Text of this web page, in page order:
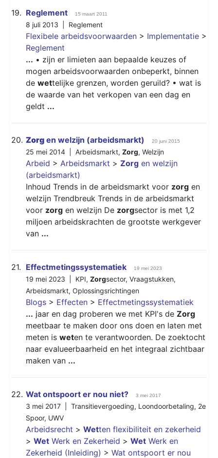
19. Reglement 15 maart 2011
8 juli 2013 | Reglement
Flexibele arbeidsvoorwaarden > Implementatie >
Reglement
... • zijn er limieten aan bepaalde keuzes of
mogen arbeidsvoorwaarden onbeperkt, binnen
de wettelijke grenzen, worden geruild? • wat is
de waarde van het verkopen van een dag en
geldt ...
20. Zorg en welzijn (arbeidsmarkt) 20 juni 2015
25 mei 2014 | Arbeidsmarkt, Zorg, Welzijn
Arbeid > Arbeidsmarkt > Zorg en welzijn
(arbeidsmarkt)
Inhoud Trends in de arbeidsmarkt voor zorg en
welzijn Trendbreuk Trends in de arbeidsmarkt
voor zorg en welzijn De zorgsector is met 1,2
miljoen arbeidskrachten de grootste werkgever
van ...
21. Effectmetingssystematiek 19 mei 2023
19 mei 2023 | KPI, Zorgsector, Vraagstukken,
Arbeidsmarkt, Oplossingsrichtingen
Blogs > Effecten > Effectmetingssystematiek
... jaar en dag proberen we met KPI's de Zorg
meetbaar te maken door ons doen en laten met
meten is weten te verantwoorden. De zoektocht
naar evalueerbaarheid en het integraal zichtbaar
maken van ...
22. Wat ontspoort er nou niet? 3 mei 2017
3 mei 2017 | Transitievergoeding, Loondoorbetaling, 2e
Spoor, UWV
Arbeidsrecht > Wetten flexibiliteit en zekerheid
> Wet Werk en Zekerheid > Wet Werk en
Zekerheid (Inleiding) > Wat ontspoort er nou